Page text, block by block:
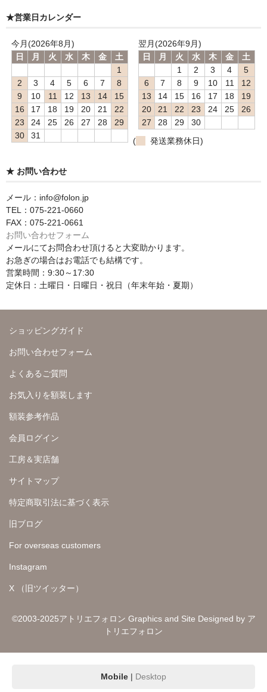
★営業日カレンダー
今月(2026年8月)
日
月 火 水 木 金
土
1
2
3 4 5 6 7
8
9
10 11 12 13 14
15
16
17 18 19 20 21
22
23
24 25 26 27 28
29
30
31
翌月(2026年9月)
日
月 火 水 木 金
土
1
2 3 4
5
6
7 8 9 10 11
12
13
14 15 16 17 18
19
20
21 22 23 24 25
26
27
28 29
30
(
発送業務休日)
★ お問い合わせ
メール：info@folon.jp
TEL：075-221-0660
FAX：075-221-0661
お問い合わせフォーム
メールにてお問合わせ頂けると大変助かります。
お急ぎの場合はお電話でも結構です。
営業時間：9:30～17:30
定休日：土曜日・日曜日・祝日（年末年始・夏期）
ショッピングガイド
お問い合わせフォーム
よくあるご質問
お気入りを額装します
額装参考作品
会員ログイン
工房＆実店舗
サイトマップ
特定商取引法に基づく表示
旧ブログ
For overseas customers
Instagram
X （旧ツイッター）
©2003-2025アトリエフォロン Graphics and Site Designed by ア
トリエフォロン
Mobile | Desktop